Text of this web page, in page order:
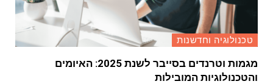
טכנולוגיה וחדשנות
מגמות וטרנדים בסייבר לשנת 2025: האיומים
והטכנולוגיות המובילות